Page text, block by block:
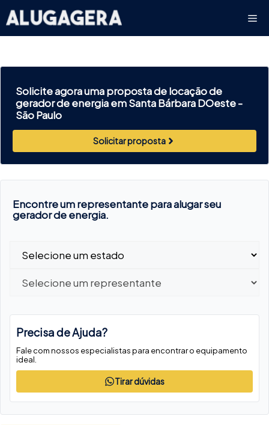
para
o
Solicite agora uma proposta de locação de
gerador de energia em Santa Bárbara DOeste -
São Paulo
Solicitar proposta
Encontre um representante para alugar seu
gerador de energia.
Precisa de Ajuda?
Fale com nossos especialistas para encontrar o equipamento
ideal.
Tirar dúvidas